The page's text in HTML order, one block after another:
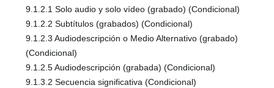
9.1.2.1 Solo audio y solo vídeo (grabado) (Condicional)
9.1.2.2 Subtítulos (grabados) (Condicional)
9.1.2.3 Audiodescripción o Medio Alternativo (grabado)
(Condicional)
9.1.2.5 Audiodescripción (grabada) (Condicional)
9.1.3.2 Secuencia significativa (Condicional)